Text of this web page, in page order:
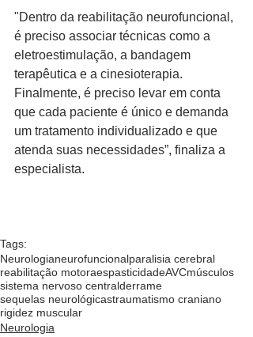
"Dentro da reabilitação neurofuncional,
é preciso associar técnicas como a
eletroestimulação, a bandagem
terapêutica e a cinesioterapia.
Finalmente, é preciso levar em conta
que cada paciente é único e demanda
um tratamento individualizado e que
atenda suas necessidades”, finaliza a
especialista.
Tags:
Neurologianeurofuncionalparalisia cerebral
reabilitação motoraespasticidadeAVCmúsculos
sistema nervoso centralderrame
sequelas neurológicastraumatismo craniano
rigidez muscular
Neurologia